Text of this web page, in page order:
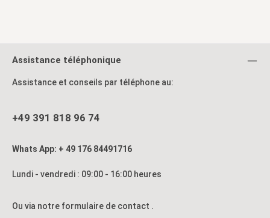
Assistance téléphonique
Assistance et conseils par téléphone au:
+49 391 818 96 74
Whats App: + 49 176 84491716
Lundi - vendredi : 09:00 - 16:00 heures
Ou via notre formulaire de contact .